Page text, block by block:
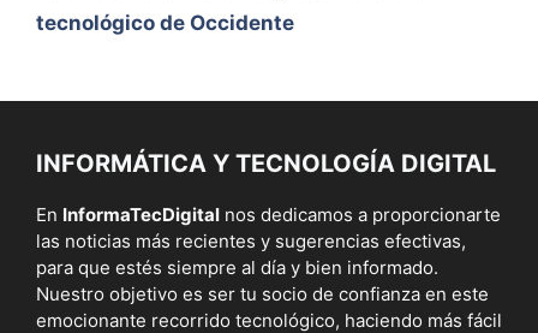
tecnológico de Occidente
INFORMÁTICA Y TECNOLOGÍA DIGITAL
En InformaTecDigital nos dedicamos a proporcionarte
las noticias más recientes y sugerencias efectivas,
para que estés siempre al día y bien informado.
Nuestro objetivo es ser tu socio de confianza en este
emocionante recorrido tecnológico, haciendo más fácil